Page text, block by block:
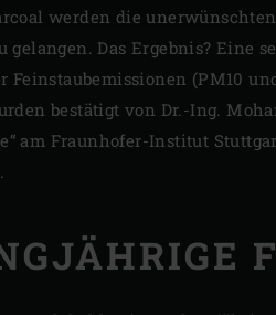
werden die
Das Ergebnis? Eine
Feinstaubemissionen (PM10
bestätigt von Dr.-Ing.
am Fraunhofer-Institut